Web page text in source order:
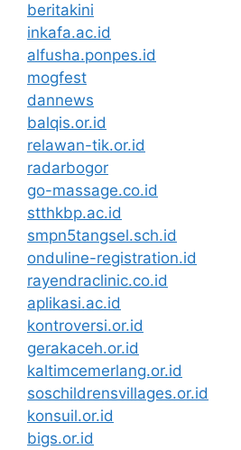
beritakini
inkafa.ac.id
alfusha.ponpes.id
mogfest
dannews
balqis.or.id
relawan-tik.or.id
radarbogor
go-massage.co.id
stthkbp.ac.id
smpn5tangsel.sch.id
onduline-registration.id
rayendraclinic.co.id
aplikasi.ac.id
kontroversi.or.id
gerakaceh.or.id
kaltimcemerlang.or.id
soschildrensvillages.or.id
konsuil.or.id
bigs.or.id